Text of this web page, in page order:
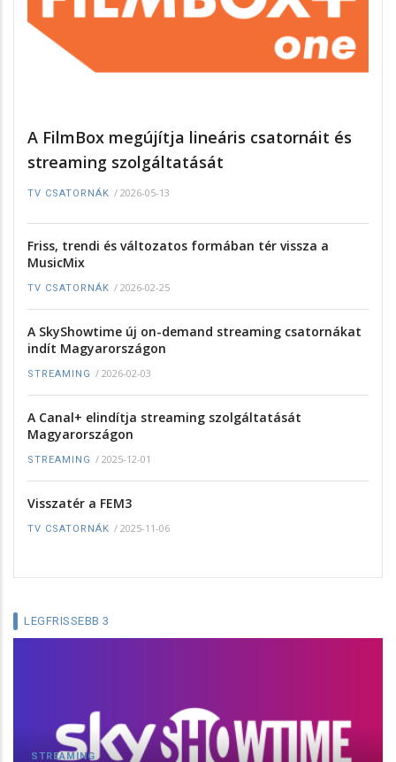
A FilmBox megújítja lineáris csatornáit és
streaming szolgáltatását
TV CSATORNÁK / 2026-05-13
Friss, trendi és változatos formában tér vissza a
MusicMix
TV CSATORNÁK / 2026-02-25
A SkyShowtime új on-demand streaming csatornákat
indít Magyarországon
STREAMING / 2026-02-03
A Canal+ elindítja streaming szolgáltatását
Magyarországon
STREAMING / 2025-12-01
Visszatér a FEM3
TV CSATORNÁK / 2025-11-06
LEGFRISSEBB 3
STREAMING